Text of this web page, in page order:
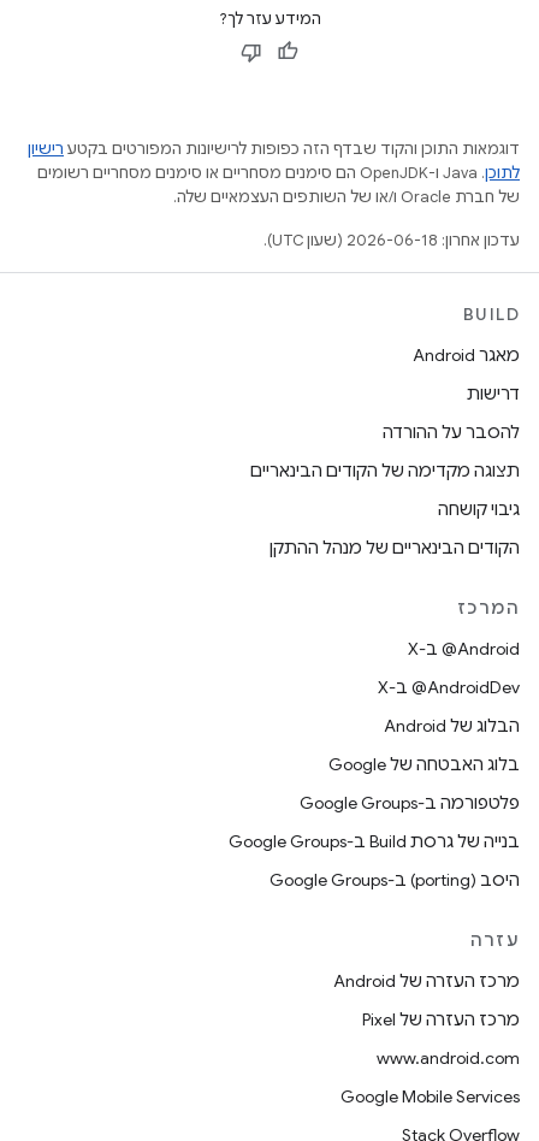
המידע עזר לך?
דוגמאות התוכן והקוד שבדף הזה כפופות לרישיונות המפורטים בקטע רישיון
לתוכן
.‏ Java ו-OpenJDK הם סימנים מסחריים או סימנים מסחריים רשומים
של חברת Oracle ו/או של השותפים העצמאיים שלה.
עדכון אחרון: 2026-06-18 (שעון UTC).
BUILD
מאגר Android
דרישות
להסבר על ההורדה
תצוגה מקדימה של הקודים הבינאריים
גיבוי קושחה
הקודים הבינאריים של מנהל ההתקן
המרכז
‫‎@Android ב-X
‫‎@AndroidDev ב-X
הבלוג של Android
בלוג האבטחה של Google
פלטפורמה ב-Google Groups
בנייה של גרסת Build ב-Google Groups
היסב (porting) ב-Google Groups
עזרה
מרכז העזרה של Android
מרכז העזרה של Pixel
www.android.com
Google Mobile Services
Stack Overflow